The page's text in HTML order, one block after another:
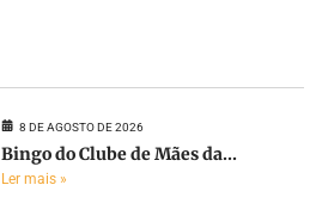
8 DE AGOSTO DE 2026
Bingo do Clube de Mães da...
Ler mais »